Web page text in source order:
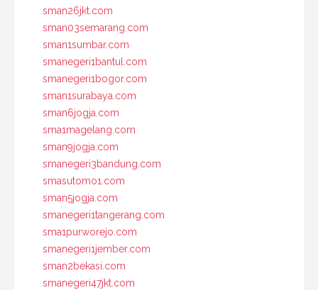
sman26jkt.com
sman03semarang.com
sman1sumbar.com
smanegeri1bantul.com
smanegeri1bogor.com
sman1surabaya.com
sman6jogja.com
sma1magelang.com
sman9jogja.com
smanegeri3bandung.com
smasutomo1.com
sman5jogja.com
smanegeri1tangerang.com
sma1purworejo.com
smanegeri1jember.com
sman2bekasi.com
smanegeri47jkt.com